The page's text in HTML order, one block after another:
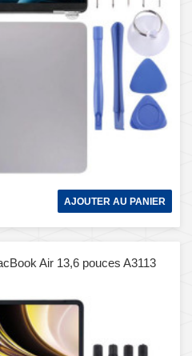
AJOUTER AU PANIER
Air 13,6 pouces A3113